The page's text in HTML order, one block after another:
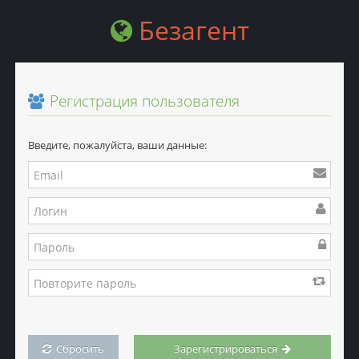
Безагент
Регистрация пользователя
Введите, пожалуйста, ваши данные:
Сбросить Зарегистрироваться